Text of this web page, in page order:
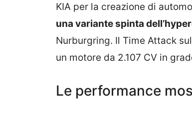
KIA per la creazione di
una variante spinta
Nurburgring. Il Time Attack
un motore da 2.107 CV in
Le performance